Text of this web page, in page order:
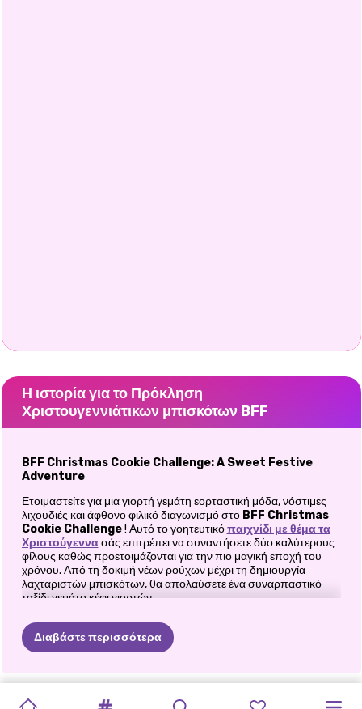
Η ιστορία για το Πρόκληση
Χριστουγεννιάτικων μπισκότων BFF
BFF Christmas Cookie Challenge: A Sweet Festive
Adventure
Ετοιμαστείτε για μια γιορτή γεμάτη εορταστική μόδα, νόστιμες
λιχουδιές και άφθονο φιλικό διαγωνισμό στο BFF Christmas
Cookie Challenge! Αυτό το γοητευτικόπαιχνίδι με θέμα τα
Χριστούγεννασάς επιτρέπει να συναντήσετε δύο καλύτερους
φίλους καθώς προετοιμάζονται για την πιο μαγική εποχή του
χρόνου. Από τη δοκιμή νέων ρούχων μέχρι τη δημιουργία
λαχταριστών μπισκότων, θα απολαύσετε ένα συναρπαστικό
ταξίδι γεμάτο κέφι γιορτών.
Φόρεμα για να εντυπωσιάσεις με γιορτινά ρούχα
Πριν ξεκινήσει η διασκέδαση με τα μπισκότα, οι BFF πρέπει να
σεζόν:
Διαβάστε περισσότερα
ΠΡΊΓΚΙΠΑ
BFFS ΧΡΙΣΤΟΥΓΕΝΝΙΆΤΙΚΟ
GET ΧΕΙΜΕΡΙΝΉ ΠΡΙΓΚΊΠΙΣΣΕΣ